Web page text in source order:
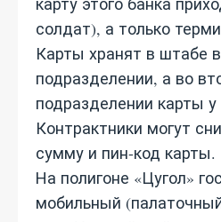
солдат), а только
Карты хранят в штабе
подразделении, а во
подразделении карты
Контрактники могут
сумму и пин-код карты.
На полигоне «Цугол»
мобильный